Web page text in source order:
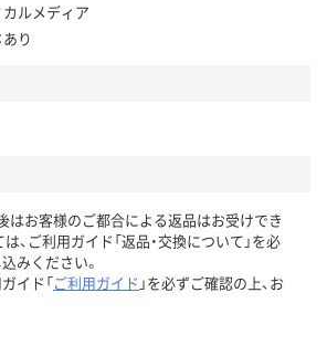
カルメディア
り
はお客様のご都合による返品はお受けでき
、ご利用ガイド「返品・交換について」を必
みください。
イド「ご利用ガイド 」を必ずご確認の上、お